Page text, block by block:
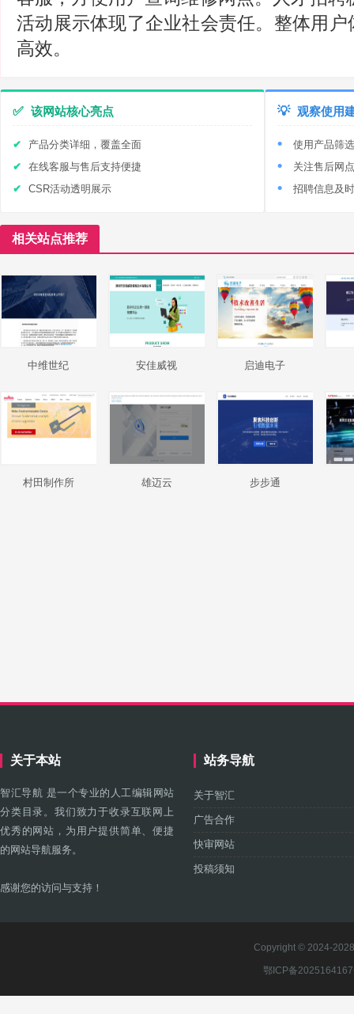
活动展示体现了企业社会责任。整体用
高效。
✅ 该网站核心亮点
产品分类详细，覆盖全面
在线客服与售后支持便捷
CSR活动透明展示
💡 观察使用
使用产品筛
关注售后网
招聘信息及
相关站点推荐
中维世纪 安佳威视 启迪电子
村田制作所 雄迈云 步步通
关于本站
智汇导航 是一个专业的人工编辑网站
分类目录。我们致力于收录互联网上
优秀的网站，为用户提供简单、便捷
的网站导航服务。
感谢您的访问与支持！
站务导航
关于智汇
广告合作
快审网站
投稿须知
Copyright © 2024-
鄂ICP备